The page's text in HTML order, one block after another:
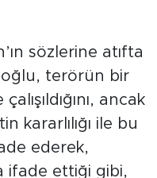
sözlerine atıfta
terörün bir
ancak
kararlılığı ile bu
ederek,
ifade ettiği gibi,